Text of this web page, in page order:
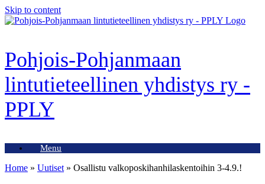
Skip to content
Pohjois-Pohjanmaan
lintutieteellinen yhdistys ry -
PPLY
Menu
Home » Uutiset » Osallistu valkoposkihanhilaskentoihin 3-4.9.!